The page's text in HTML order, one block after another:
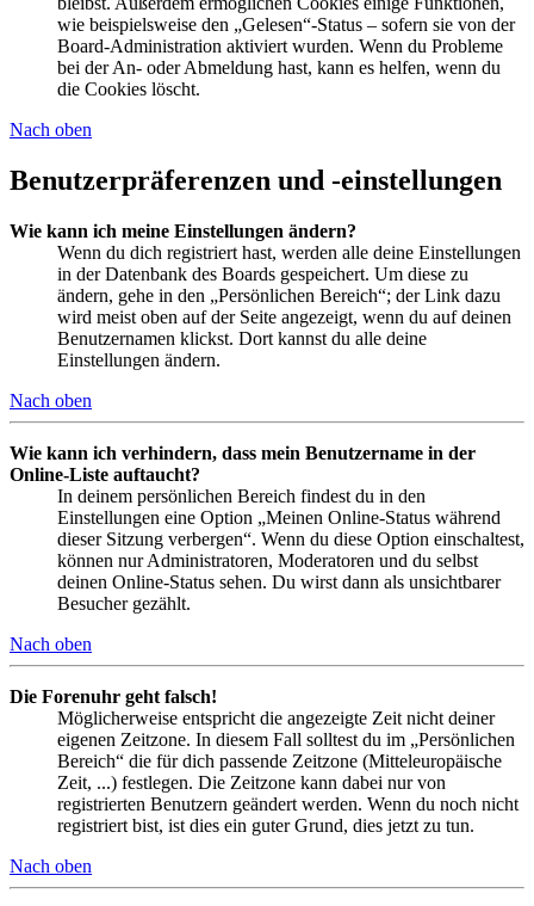
wie beispielsweise den „Gelesen“-Status – sofern sie von der
Board-Administration aktiviert wurden. Wenn du Probleme
bei der An- oder Abmeldung hast, kann es helfen, wenn du
die Cookies löscht.
Nach oben
Benutzerpräferenzen und -einstellungen
Wie kann ich meine Einstellungen ändern?
Wenn du dich registriert hast, werden alle deine Einstellungen
in der Datenbank des Boards gespeichert. Um diese zu
ändern, gehe in den „Persönlichen Bereich“; der Link dazu
wird meist oben auf der Seite angezeigt, wenn du auf deinen
Benutzernamen klickst. Dort kannst du alle deine
Einstellungen ändern.
Nach oben
Wie kann ich verhindern, dass mein Benutzername in der
Online-Liste auftaucht?
In deinem persönlichen Bereich findest du in den
Einstellungen eine Option „Meinen Online-Status während
dieser Sitzung verbergen“. Wenn du diese Option einschaltest,
können nur Administratoren, Moderatoren und du selbst
deinen Online-Status sehen. Du wirst dann als unsichtbarer
Besucher gezählt.
Nach oben
Die Forenuhr geht falsch!
Möglicherweise entspricht die angezeigte Zeit nicht deiner
eigenen Zeitzone. In diesem Fall solltest du im „Persönlichen
Bereich“ die für dich passende Zeitzone (Mitteleuropäische
Zeit, ...) festlegen. Die Zeitzone kann dabei nur von
registrierten Benutzern geändert werden. Wenn du noch nicht
registriert bist, ist dies ein guter Grund, dies jetzt zu tun.
Nach oben